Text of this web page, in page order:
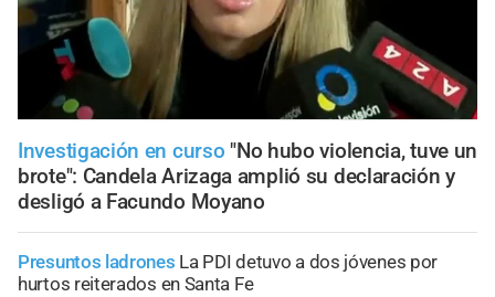
Investigación en curso "No hubo violencia, tuve un
brote": Candela Arizaga amplió su declaración y
desligó a Facundo Moyano
Presuntos ladrones La PDI detuvo a dos jóvenes por
hurtos reiterados en Santa Fe